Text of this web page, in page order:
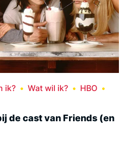
ik? Wat wil ik?
HBO
de cast van Friends (en